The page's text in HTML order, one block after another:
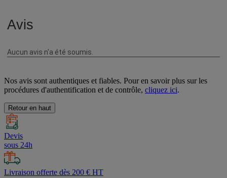
Nos avis sont authentiques et fiables. Pour en savoir plus sur les
procédures d'authentification et de contrôle, cliquez ici.
Retour en haut
Devis
sous 24h
Livraison offerte dès 200 € HT